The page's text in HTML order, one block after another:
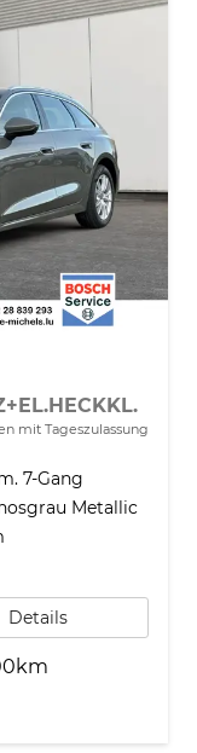
mit Tageszulassung
7-Gang
Metallic
Details